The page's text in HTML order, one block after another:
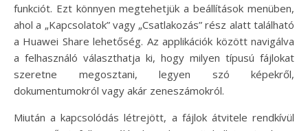
funkciót. Ezt könnyen megtehetjük a beállítások menüben,
ahol a „Kapcsolatok” vagy „Csatlakozás” rész alatt található
a Huawei Share lehetőség. Az applikációk között navigálva
a felhasználó választhatja ki, hogy milyen típusú fájlokat
szeretne megosztani, legyen szó képekről,
dokumentumokról vagy akár zeneszámokról.
Miután a kapcsolódás létrejött, a fájlok átvitele rendkívül